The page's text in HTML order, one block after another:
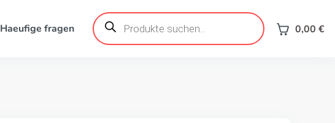
Haeufige fragen
Products
search 0,00 €